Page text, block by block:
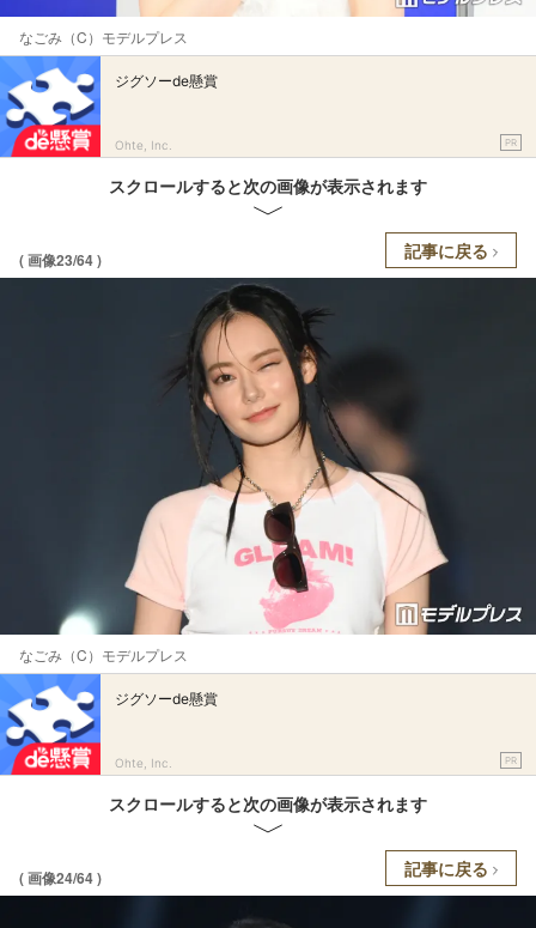
なごみ（C）モデルプレス
ジグソーde懸賞
Ohte, Inc. PR
スクロールすると次の画像が表示されます
( 画像23/64 ) 記事に戻る
なごみ（C）モデルプレス
ジグソーde懸賞
Ohte, Inc. PR
スクロールすると次の画像が表示されます
( 画像24/64 ) 記事に戻る